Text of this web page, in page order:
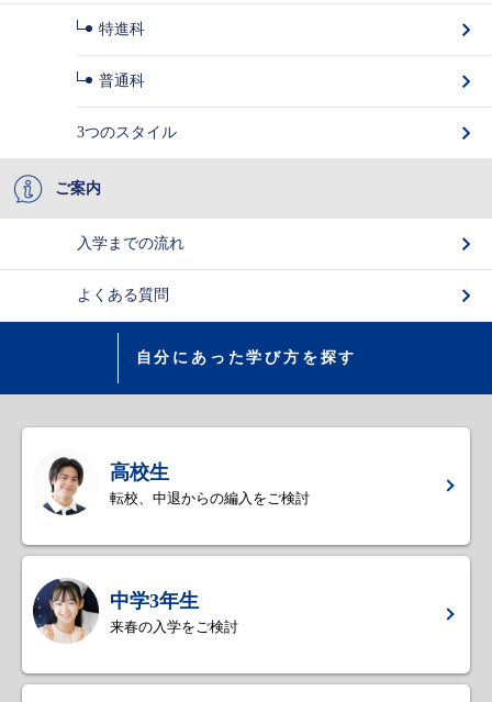
特進科
普通科
3つのスタイル
ご案内
入学までの流れ
よくある質問
自分にあった学び方を探す
高校生
転校、中退からの編入をご検討
中学3年生
来春の入学をご検討